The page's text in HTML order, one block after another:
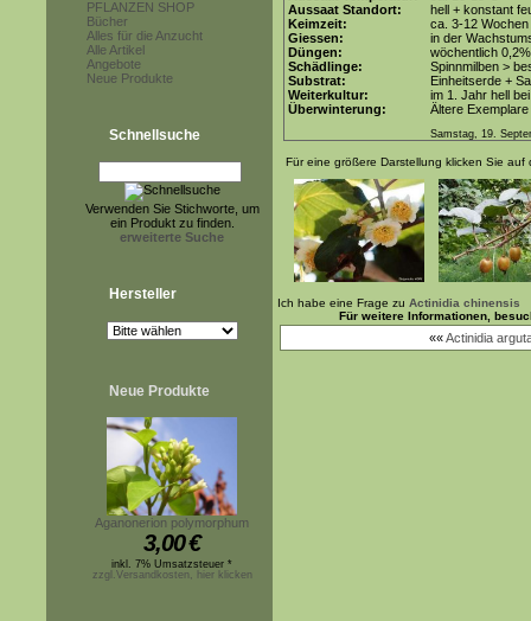
PFLANZEN SHOP
Bücher
Alles für die Anzucht
Alle Artikel
Angebote
Neue Produkte
Schnellsuche
Verwenden Sie Stichworte, um
ein Produkt zu finden.
erweiterte Suche
Hersteller
Neue Produkte
Aganonerion polymorphum
3,00€
inkl. 7% Umsatzsteuer *
zzgl.Versandkosten, hier klicken
Aussaat Standort:
hell + konstant
Keimzeit:
ca. 3-12 Wochen
Giessen:
in der
Düngen:
wöchentlich
Schädlinge:
Spinnmilben >
Substrat:
Einheitserde +
Weiterkultur:
im 1. Jahr hell
Überwinterung:
Ältere
Samstag, 19.
Für eine größere Darstellung klicken Sie auf
Ich habe eine Frage zu Actinidia chinensis
Für weitere Informationen,
««Actinidia